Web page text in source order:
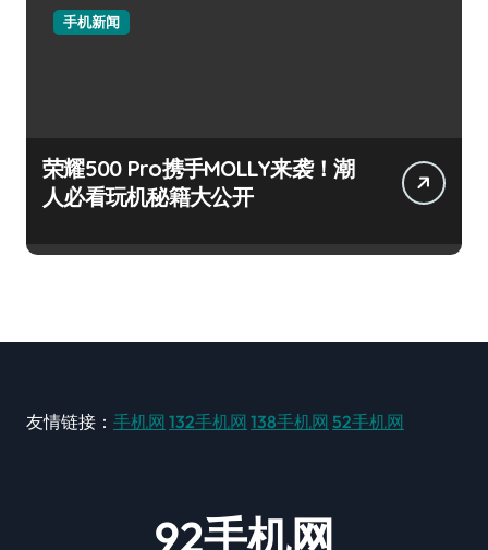
手机新闻
荣耀500 Pro携手MOLLY来袭！潮
人必看玩机秘籍大公开
友情链接： 手机网 132手机网 138手机网 52手机网
92手机网